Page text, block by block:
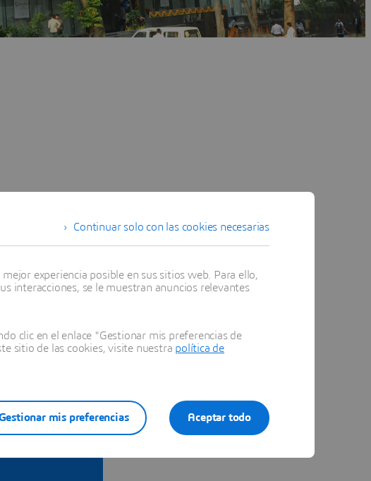
Continuar solo con las cookies necesarias
experiencia posible en sus sitios web. Para ello,
interacciones, se le muestran anuncios relevantes
clic en el enlace "Gestionar mis preferencias de
sitio de las cookies, visite nuestra política de
Aceptar todo
mis preferencias